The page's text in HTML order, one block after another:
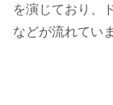
を演じており、
などが流れてい